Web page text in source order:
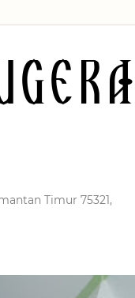
Timur 75321,